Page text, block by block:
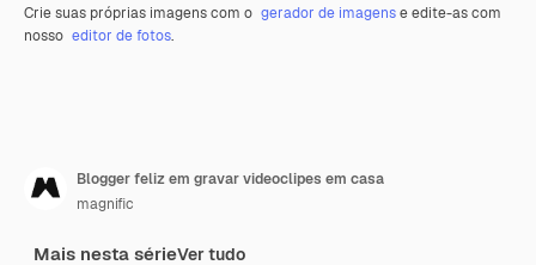
Crie suas próprias imagens com o gerador de imagense edite-as com
nosso editor de fotos.
Blogger feliz em gravar videoclipes em casa
magnific
Mais nesta sérieVer tudo